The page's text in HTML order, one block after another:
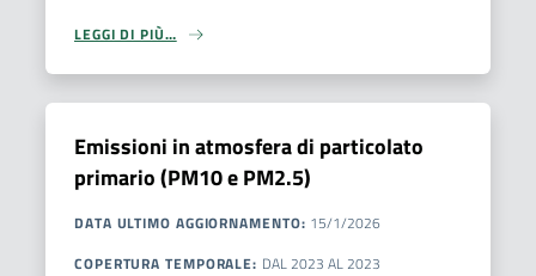
LEGGI DI PIÙ…
Emissioni in atmosfera di particolato
primario (PM10 e PM2.5)
DATA ULTIMO AGGIORNAMENTO: 15/1/2026
COPERTURA TEMPORALE: DAL 2023 AL 2023